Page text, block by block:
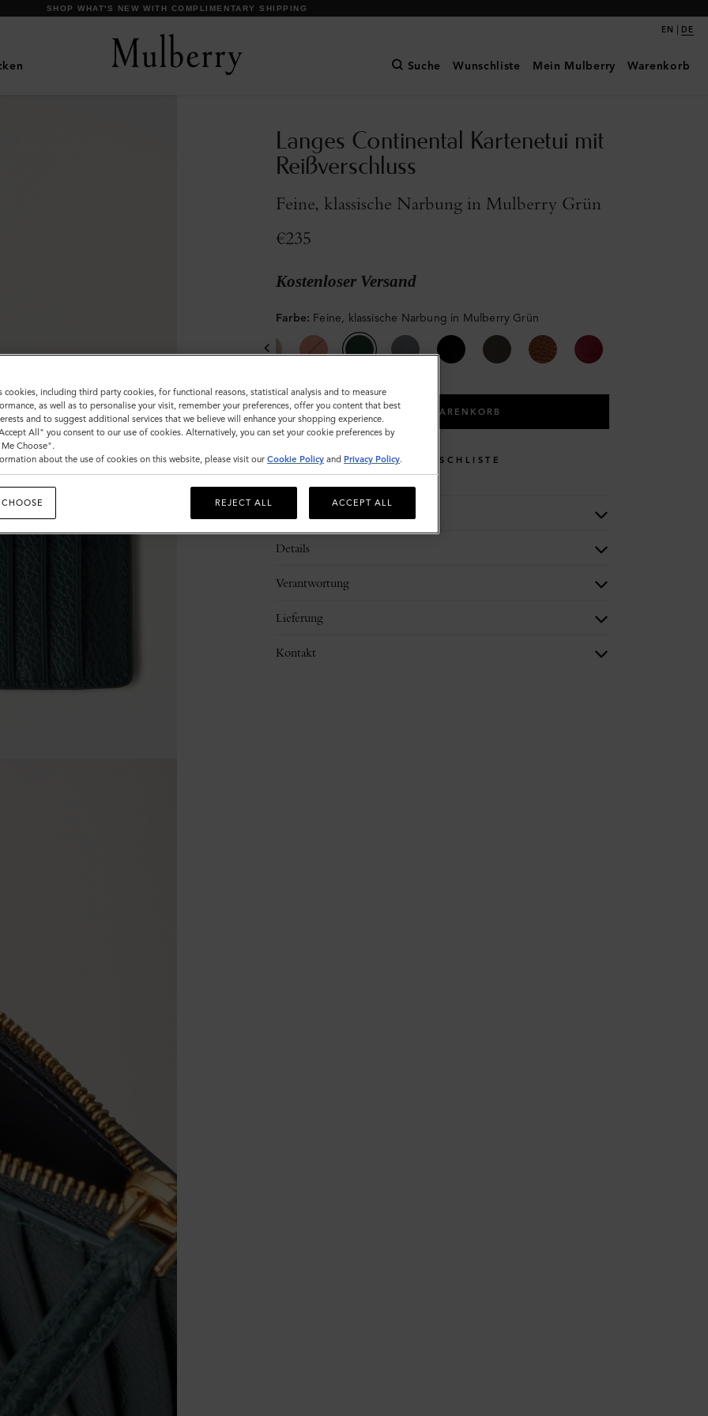
DISCOVER OUR ICONS
EN | DE
Suche Wunschliste Mein Mulberry Warenkorb
Langes Continental Kartenetui mit
Reißverschluss
Feine, klassische Narbung in Mulberry Grün
€235
Kostenloser Versand
Farbe: Feine, klassische Narbung in Mulberry Grün
IN DEN WARENKORB
WUNSCHLISTE
Details
Verantwortung
Lieferung
Kontakt
cookies, including third party cookies, for functional reasons, statistical analysis and to measure
as well as to personalise your visit, remember your preferences, offer you content that best
and to suggest additional services that we believe will enhance your shopping experience.
All" you consent to our use of cookies. Alternatively, you can set your cookie preferences by
Choose".
about the use of cookies on this website, please visit our Cookie Policy and Privacy Policy.
REJECT ALL ACCEPT ALL